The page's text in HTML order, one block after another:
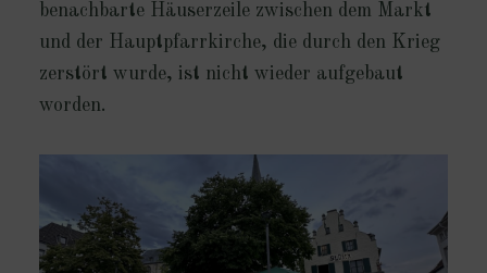
benachbarte Häuserzeile zwischen dem Markt
und der Hauptpfarrkirche, die durch den Krieg
zerstört wurde, ist nicht wieder aufgebaut
worden.